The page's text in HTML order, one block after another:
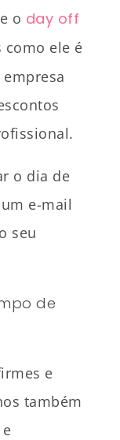
o day off
como ele é
o dia de
e-mail
seu
de
e
também